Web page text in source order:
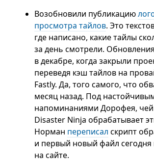
Возобновили публикацию
просмотра тайлов. Это
где написано, какие тайлы
за день смотрели.
в декабре, когда закрыли
переведя кэш тайлов на
Fastly. Да, того самого, что
месяц назад. Под
напоминаниями Дорофея, чей
Disaster Ninja обрабатывает
Норман переписал скрипт
и первый новый файл сегодня
на сайте.